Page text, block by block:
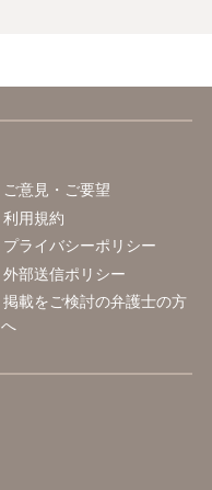
ご意見・ご要望
利用規約
プライバシーポリシー
外部送信ポリシー
掲載をご検討の弁護士の方
へ